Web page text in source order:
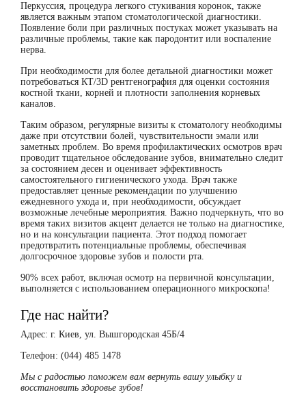
Перкуссия, процедура легкого стукивания коронок, также
является важным этапом стоматологической диагностики.
Появление боли при различных постуках может указывать на
различные проблемы, такие как пародонтит или воспаление
нерва.
При необходимости для более детальной диагностики может
потребоваться КТ/3D рентгенография для оценки состояния
костной ткани, корней и плотности заполнения корневых
каналов.
Таким образом, регулярные визиты к стоматологу необходимы
даже при отсутствии болей, чувствительности эмали или
заметных проблем. Во время профилактических осмотров врач
проводит тщательное обследование зубов, внимательно следит
за состоянием десен и оценивает эффективность
самостоятельного гигиенического ухода. Врач также
предоставляет ценные рекомендации по улучшению
ежедневного ухода и, при необходимости, обсуждает
возможные лечебные мероприятия. Важно подчеркнуть, что во
время таких визитов акцент делается не только на диагностике,
но и на консультации пациента. Этот подход помогает
предотвратить потенциальные проблемы, обеспечивая
долгосрочное здоровье зубов и полости рта.
90% всех работ, включая осмотр на первичной консультации,
выполняется с использованием операционного микроскопа!
Где нас найти?
Адрес: г. Киев, ул. Вышгородская 45Б/4
Телефон: (044) 485 1478
Мы с радостью поможем вам вернуть вашу улыбку и
восстановить здоровье зубов!